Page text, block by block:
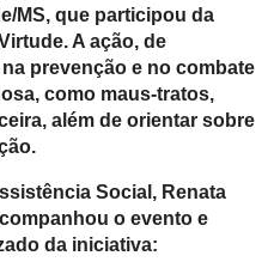
MS, que participou da
A ação, de
prevenção e no combate
como maus-tratos,
além de orientar sobre
Social, Renata
o evento e
da iniciativa: